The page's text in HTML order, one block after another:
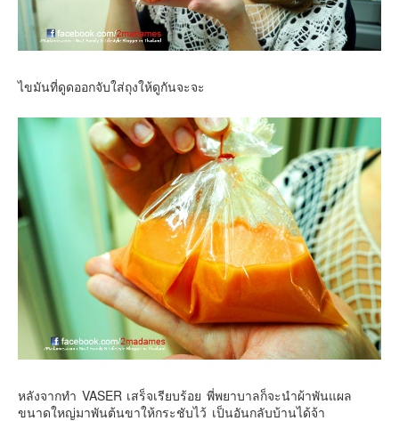
ไขมันที่ดูดออกจับใส่ถุงให้ดูกันจะจะ
หลังจากทำ VASER เสร็จเรียบร้อย พี่พยาบาลก็จะนำผ้าพันแผล
ขนาดใหญ่มาพันต้นขาให้กระชับไว้ เป็นอันกลับบ้านได้จ้า